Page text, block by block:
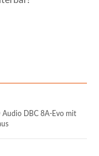
Audio DBC 8A-Evo mit